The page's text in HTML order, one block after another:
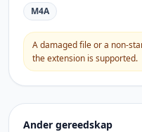
M4A
A damaged file or a non-
the extension is supported.
Ander gereedskap